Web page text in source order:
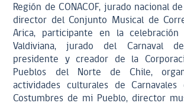
Región de CONACOF, jurado nacional
director del Conjunto Musical de
Arica, participante en la celebración
Valdiviana, jurado del Carnaval
presidente y creador de la
Pueblos del Norte de Chile,
actividades culturales de
Costumbres de mi Pueblo, director